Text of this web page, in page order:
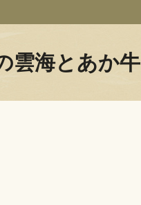
雲海とあか牛